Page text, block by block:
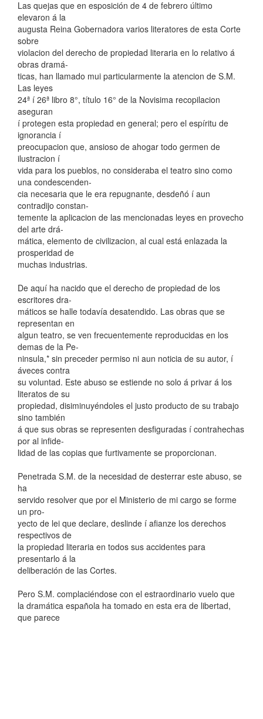
Las quejas que en esposición de 4 de febrero último
elevaron á la
augusta Reina Gobernadora varios literatores de esta Corte
sobre
violacion del derecho de propiedad literaria en lo relativo á
obras dramá-
ticas, han llamado mui particularmente la atencion de S.M.
Las leyes
24ª í 26ª libro 8°, título 16° de la Novisima recopilacion
aseguran
í protegen esta propiedad en general; pero el espíritu de
ignorancia í
preocupacion que, ansioso de ahogar todo germen de
ilustracion í
vida para los pueblos, no consideraba el teatro sino como
una condescenden-
cia necesaria que le era repugnante, desdeñó í aun
contradijo constan-
temente la aplicacion de las mencionadas leyes en provecho
del arte drá-
mática, elemento de civilizacion, al cual está enlazada la
prosperidad de
muchas industrias.
De aquí ha nacido que el derecho de propiedad de los
escritores dra-
máticos se halle todavía desatendido. Las obras que se
representan en
algun teatro, se ven frecuentemente reproducidas en los
demas de la Pe-
ninsula,* sin preceder permiso ni aun noticia de su autor, í
áveces contra
su voluntad. Este abuso se estiende no solo á privar á los
literatos de su
propiedad, disiminuyéndoles el justo producto de su trabajo
sino también
á que sus obras se representen desfiguradas í contrahechas
por al infide-
lidad de las copias que furtivamente se proporcionan.
Penetrada S.M. de la necesidad de desterrar este abuso, se
ha
servido resolver que por el Ministerio de mi cargo se forme
un pro-
yecto de lei que declare, deslinde í afianze los derechos
respectivos de
la propiedad literaria en todos sus accidentes para
presentarlo á la
deliberación de las Cortes.
Pero S.M. complaciéndose con el estraordinario vuelo que
la dramática española ha tomado en esta era de libertad,
que parece